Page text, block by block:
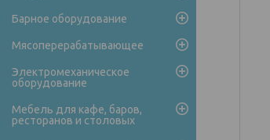
Барное оборудование
Мясоперерабатывающее
Электромеханическое
оборудование
Мебель для кафе, баров,
ресторанов и столовых